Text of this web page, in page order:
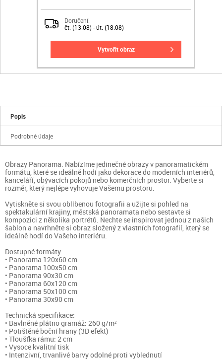
Doručení:
čt. (13.08) - út. (18.08)
vytvořit obraz
Popis
Podrobné údaje
Obrazy Panorama. Nabízíme jedinečné obrazy v panoramatickém
formátu, které se ideálně hodí jako dekorace do moderních interiérů,
kanceláří, obývacích pokojů nebo komerčních prostor. Vyberte si
rozměr, který nejlépe vyhovuje Vašemu prostoru.
Vytiskněte si svou oblíbenou fotografii a užijte si pohled na
spektakulární krajiny, městská panoramata nebo sestavte si
kompozici z několika portrétů. Nechte se inspirovat jednou z našich
šablon a navrhněte si obraz složený z vlastních fotografií, který se
ideálně hodí do Vašeho interiéru.
Dostupné formáty:
• Panorama 120x60 cm
• Panorama 100x50 cm
• Panorama 90x30 cm
• Panorama 60x120 cm
• Panorama 50x100 cm
• Panorama 30x90 cm
Technická specifikace:
• Bavlněné plátno gramáž: 260 g/m²
• Potištěné boční hrany (3D efekt)
• Tloušťka rámu: 2 cm
• Vysoce kvalitní tisk
• Intenzivní, trvanlivé barvy odolné proti vyblednutí